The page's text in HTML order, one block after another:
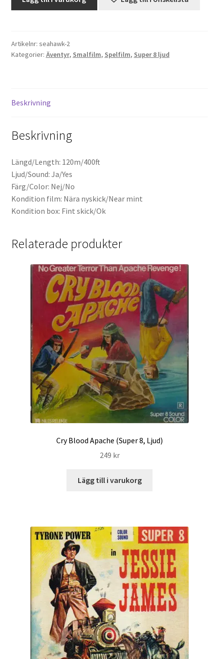
Press
Super 8 and 16mm on demand
8,
Ljud)
Artikelnr: seahawk-2
Kategorier: Äventyr, Smalfilm, Spelfilm, Super 8 ljud
Beskrivning
Beskrivning
Längd/Length: 120m/400ft
Ljud/Sound: Ja/Yes
Färg/Color: Nej/No
Kondition film: Nära nyskick/Near mint
Kondition box: Fint skick/Ok
Relaterade produkter
Cry Blood Apache (Super 8, Ljud)
249 kr
Lägg till i varukorg